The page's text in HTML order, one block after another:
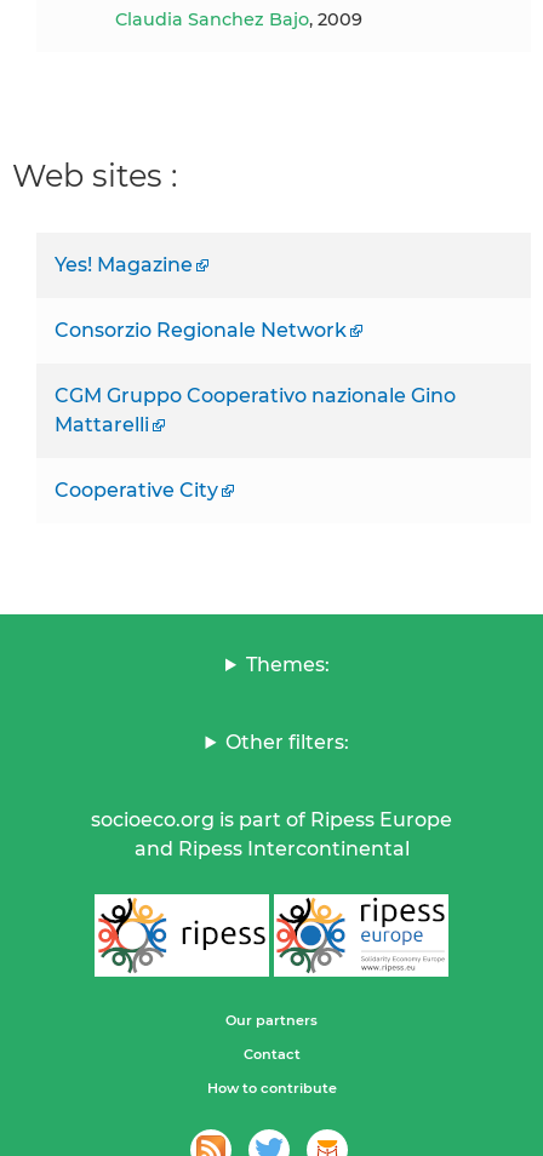
Claudia Sanchez Bajo, 2009
Web sites :
Yes! Magazine
Consorzio Regionale Network
CGM Gruppo Cooperativo nazionale Gino
Mattarelli
Cooperative City
Themes:
Other filters:
socioeco.org is part of Ripess Europe
and Ripess Intercontinental
Our partners
Contact
How to contribute